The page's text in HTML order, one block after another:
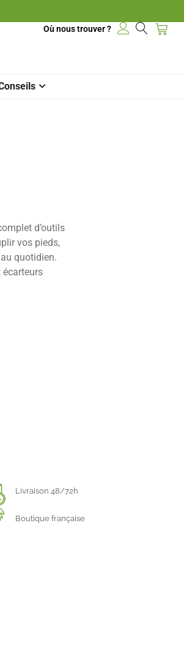
Où nous trouver ?
d’outils
vos pieds,
quotidien.
écarteurs
Livraison 48/72h
Boutique française